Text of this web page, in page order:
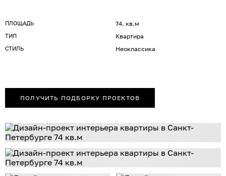
ПЛОЩАДЬ 74. кв.м
ТИП Квартира
СТИЛЬ Неоклассика
ПОЛУЧИТЬ ПОДБОРКУ ПРОЕКТОВ